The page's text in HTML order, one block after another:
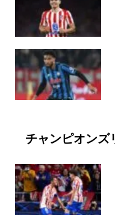
チャンピオンズ